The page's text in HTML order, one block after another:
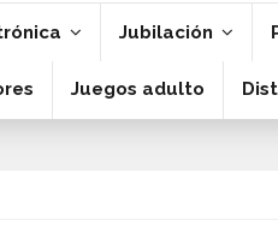
Jubilación
Juegos adulto